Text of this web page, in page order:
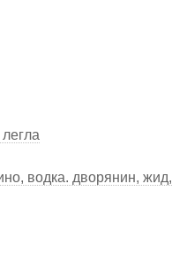
водка. дворянин, жид,